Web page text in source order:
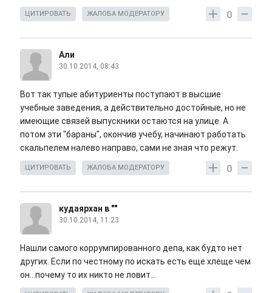
0
ЦИТИРОВАТЬ ЖАЛОБА МОДЕРАТОРУ
Али
30.10.2014, 08:43
Вот так тупые абитуриенты поступают в высшие
учебные заведения, а действительно достойные, но не
имеющие связей выпускники остаются на улице. А
потом эти "бараны", окончив учебу, начинают работать
скальпелем налево направо, сами не зная что режут.
0
ЦИТИРОВАТЬ ЖАЛОБА МОДЕРАТОРУ
кудаярхан в ""
30.10.2014, 11:23
Нашли самого коррумпированного депа, как будто нет
других. Если по честному по искать есть еще хлеще чем
он...почему то их никто не ловит...